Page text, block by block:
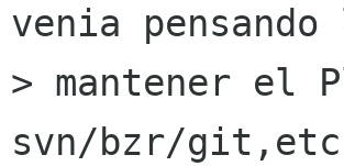
venia
> mantener el
svn/bzr/